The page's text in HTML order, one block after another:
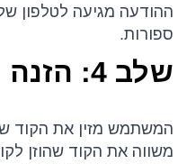
ההודעה מגיעה לטלפון
ספורות.
שלב 4: הזנה ואימות
משווה את הקוד שהוזן